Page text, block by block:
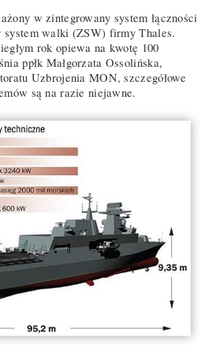
w zintegrowany system łączności
system walki (ZSW) firmy Thales.
rok opiewa na kwotę 100
ppłk Małgorzata Ossolińska,
Uzbrojenia MON, szczegółowe
są na razie niejawne.